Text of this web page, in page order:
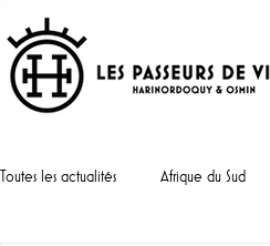
Toutes les actualités Afrique du Sud